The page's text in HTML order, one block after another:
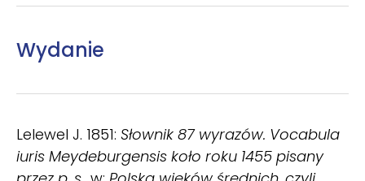
Wydanie
Lelewel J. 1851: Słownik 87 wyrazów. Vocabula
iuris Meydeburgensis koło roku 1455 pisany